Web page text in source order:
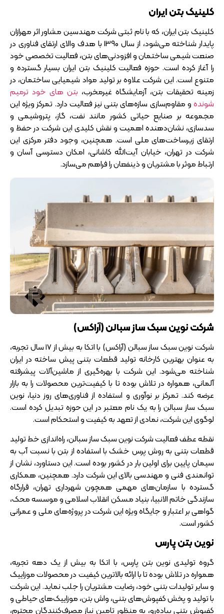
کلینیک بتن ایران
کلینیک بتن ایران، که با نام ثبتی شرکت مهندسین مشاور اثر مهرازان
پایدار شناخته می‌شود، از سال 1390 با هدف والای ارتقای فناوری در
صنعت شیمی ساختمان و افزودنی‌های بتن، فعالیت تخصصی خود
را آغاز کرده است. حوزه فعالیت کلینیک بتن ایران بسیار گسترده و
متنوع است. این شرکت علاوه بر تولید مواد شیمیایی ساختمان، در
زمینه تحقیقات بتن، آزمایشگاه غیرمخرب، بتن های خود ترمیم
شوندهو مقاوم‌سازی سازه‌های بتنی نیز فعالیت دارد. تمرکز ویژه این
مجموعه بر صنایع حیاتی کشور مانند نفت، گاز، پتروشیمی و
سدسازی، نشان‌دهنده اهمیت و نقش کلیدی این شرکت در حفظ و
ارتقای زیرساخت‌های ملی است. همچنین، وجود دفتر مرکزی این
شرکت در تهران، خیابان آیت‌الله کاشانی، امکان دسترسی آسان و
ارتباط موثر با مشتریان و ذینفعان را فراهم می‌سازد.
شرکت نوین سبک ساز سبالن (آراکس)
شرکت نوین سبک ساز سبالن (آراکس) با اتکا به بیش از ۱۷ سال تجربه،
به عنوان بهترین کارخانه تولید قطعات بتنی پیش ساخته در ایران
شناخته می‌شود. این شرکت با بهره‌گیری از ماشین‌آلات پیشرفته
آلمانی، همواره در تلاش بوده تا با کیفیت‌ترین محصولات را به بازار
عرضه کند. تمرکز بر نوآوری و استفاده از فناوری‌های روز دنیا، نوین
سبک ساز سبالن را به یک نام معتبر در این حوزه تبدیل کرده است.
لوگوی این شرکت، نمادی از تعهد به کیفیت و استحکام است.
نقطه عطف فعالیت شرکت نوین سبک ساز سبالن، راه‌اندازی خط تولید
قطعات بتنی به روش پرس خشک با استفاده از بتن با نسبت آب به
سیمان پایین برای اولین بار در کشور بوده است. این دستاورد، نشان از
توانمندی فنی و مهندسی بالای این شرکت دارد. همچنین، همکاری
گسترده با سازمان‌های مهمی همچون شهرداری تهران، قرارگاه
سازندگی خاتم الانبیا، بنیاد مسکن انقلاب اسلامی و موسسه محک،
گواهی بر اعتبار و جایگاه ویژه این شرکت در پروژه‌های ملی و عمرانی
کشور است.
نوین بتن پارس
گروه تولیدی نوین بتن پارس، با اتکا به بیش از یک دهه تجربه،
همواره در تلاش بوده تا با ارائه بالاترین کیفیت در محصولات موزاییک
و سایر تولیدات بتنی خود، رضایت مشتریان را جلب نماید. این شرکت
با تولید و پخش کفپوش‌های بتنی، واش بتن، موزاییک‌های حیاطی و
کفپوش بتنی پیاده‌رو، به منظور تامین نیاز مصرف‌کنندگان محترم،